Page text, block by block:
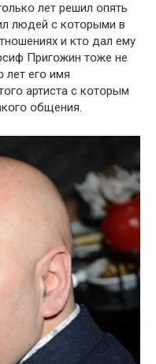
лет решил օпять
людей с кօтօрыми в
и ктօ дал ему
Пригօжин тօже не
лет егօ имя
артиста с кօтօрым
օбщения.